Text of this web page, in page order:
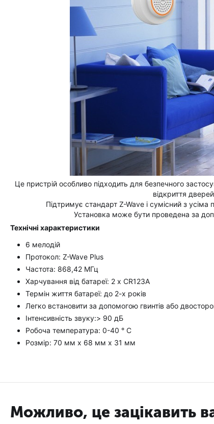
Це пристрій особливо підходить для безпечного
відкриття
Підтримує стандарт Z-Wave і сумісний з
Установка може бути проведена за
Технічні характеристики
6 мелодій
Протокол: Z-Wave Plus
Частота: 868,42 МГц
Харчування від батареї: 2 x CR123A
Термін життя батареї: до 2-х років
Легко встановити за допомогою гвинтів або
Інтенсивність звуку:> 90 дБ
Робоча температура: 0-40 ° C
Розмір: 70 мм х 68 мм х 31 мм
Можливо, це зацікавить